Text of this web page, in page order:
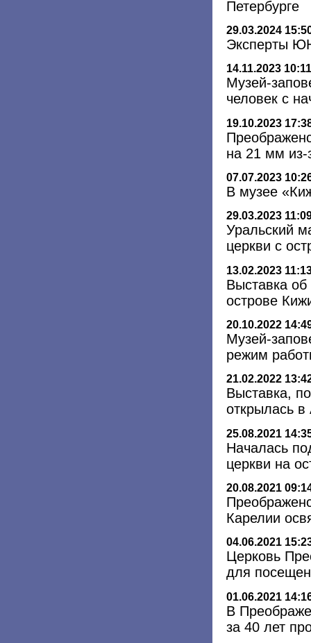
Петербурге
29.03.2024
Эксперты
14.11.2023 10:11
Музей-
человек с
19.10.2023
на 21 мм из-
07.07.2023
В музее
29.03.2023
Уральский
церкви с
13.02.2023
Выставка
острове
20.10.2022
Музей-
режим
21.02.2022
Выставка,
открылась
25.08.2021
Началась
церкви на
20.08.2021
Карелии
04.06.2021
Церковь
для
01.06.2021
В
за 40 лет